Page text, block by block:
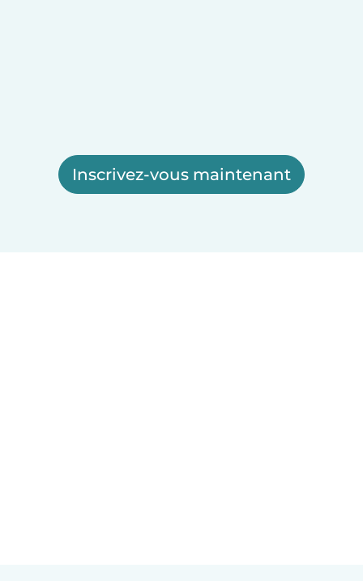
Inscrivez-vous maintenant